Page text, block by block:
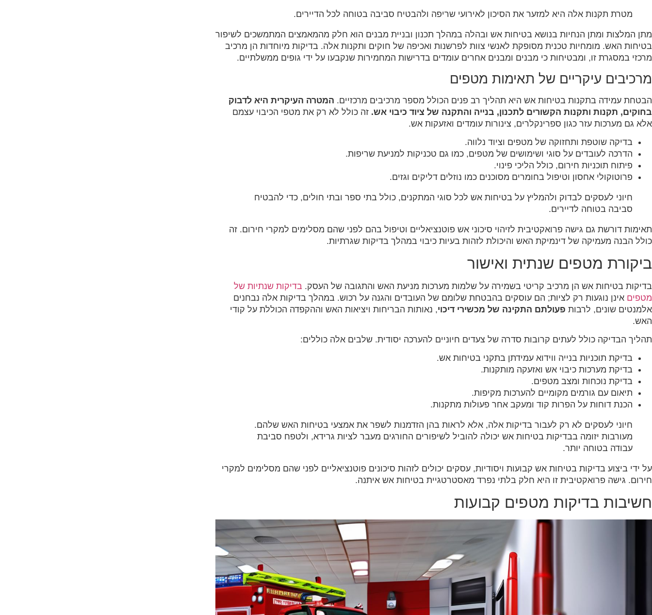
‏מטרת תקנות אלה היא למזער את הסיכון לאירועי שריפה ולהבטיח סביבה בטוחה לכל הדיירים.‏
‏מתן המלצות ומתן הנחיות בנושא בטיחות אש ובהלה במהלך תכנון ובניית מבנים הוא חלק מהמאמצים המתמשכים לשיפור
בטיחות האש. מומחיות טכנית מסופקת לאנשי צוות לפרשנות ואכיפה של חוקים ותקנות אלה. בדיקות מיוחדות הן מרכיב
מרכזי במסגרת זו, ומבטיחות כי מבנים ומבנים אחרים עומדים בדרישות המחמירות שנקבעו על ידי גופים ממשלתיים.‏
‏מרכיבים עיקריים של תאימות מטפים‏
‏הבטחת עמידה בתקנות בטיחות אש היא תהליך רב פנים הכולל מספר מרכיבים מרכזיים. ‏ ‏המטרה העיקרית היא לדבוק
בחוקים, תקנות ותקנות הקשורים לתכנון, בנייה והתקנה של ציוד כיבוי אש.‏ ‏ זה כולל לא רק את מטפי הכיבוי עצמם
אלא גם מערכות עזר כגון ספרינקלרים, צינורות עומדים ואזעקות אש.‏
‏בדיקה שוטפת ותחזוקה של מטפים וציוד נלווה.‏
‏הדרכה לעובדים על סוגי ושימושים של מטפים, כמו גם טכניקות למניעת שריפות.‏
‏פיתוח תוכניות חירום, כולל הליכי פינוי.‏
‏פרוטוקולי אחסון וטיפול בחומרים מסוכנים כמו נוזלים דליקים וגזים.‏
‏חיוני לעסקים לבדוק ולהמליץ על בטיחות אש לכל סוגי המתקנים, כולל בתי ספר ובתי חולים, כדי להבטיח
סביבה בטוחה לדיירים.‏
‏תאימות דורשת גם גישה פרואקטיבית לזיהוי סיכוני אש פוטנציאליים וטיפול בהם לפני שהם מסלימים למקרי חירום. זה
כולל הבנה מעמיקה של דינמיקת האש והיכולת לזהות בעיות כיבוי במהלך בדיקות שגרתיות.‏
ביקורת מטפים שנתית ואישור
‏בדיקות בטיחות אש הן מרכיב קריטי בשמירה על שלמות מערכות מניעת האש והתגובה של העסק. ‏ ‏בדיקות שנתיות של
מטפים‏ ‏ אינן נוגעות רק לציות; הם עוסקים בהבטחת שלומם של העובדים והגנה על רכוש. במהלך בדיקות אלה נבחנים
אלמנטים שונים, לרבות ‏ ‏פעולתם התקינה של מכשירי דיכוי‏‏, נאותות הבריחות ויציאות האש וההקפדה הכוללת על קודי
האש.‏
‏תהליך הבדיקה כולל לעתים קרובות סדרה של צעדים חיוניים להערכה יסודית. שלבים אלה כוללים:‏
‏בדיקת תוכניות בנייה ווידוא עמידתן בתקני בטיחות אש.‏
‏בדיקת מערכות כיבוי אש ואזעקה מותקנות.‏
‏בדיקת נוכחות ומצב מטפים.‏
‏תיאום עם גורמים מקומיים להערכות מקיפות.‏
‏הכנת דוחות על הפרות קוד ומעקב אחר פעולות מתקנות.‏
‏חיוני לעסקים לא רק לעבור בדיקות אלה, אלא לראות בהן הזדמנות לשפר את אמצעי בטיחות האש שלהם.
מעורבות יזומה בבדיקות בטיחות אש יכולה להוביל לשיפורים החורגים מעבר לציות גרידא, ולטפח סביבת
עבודה בטוחה יותר.‏
‏על ידי ביצוע בדיקות בטיחות אש קבועות ויסודיות, עסקים יכולים לזהות סיכונים פוטנציאליים לפני שהם מסלימים למקרי
חירום. גישה פרואקטיבית זו היא חלק בלתי נפרד מאסטרטגיית בטיחות אש איתנה.‏
‏חשיבות בדיקות מטפים קבועות‏